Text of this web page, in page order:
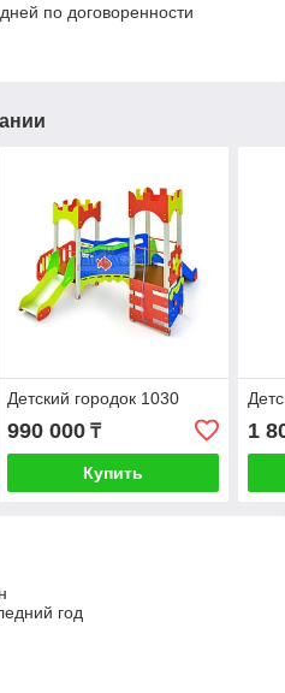
по договоренности
Детский городок 1030
990 000₸
Купить
1
год